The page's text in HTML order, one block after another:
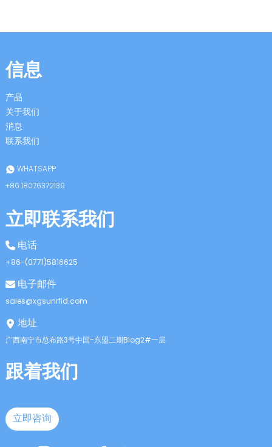
信息
产品
关于我们
消息
联系我们
WHATSAPP
+86 18076372139
立即联系我们
电话
+86-(0771)5816625
电子邮件
sales@xgsunrfid.com
地址
广西南宁市总布路3号中国-东盟二期Blog2#一层
跟着我们
立即咨询